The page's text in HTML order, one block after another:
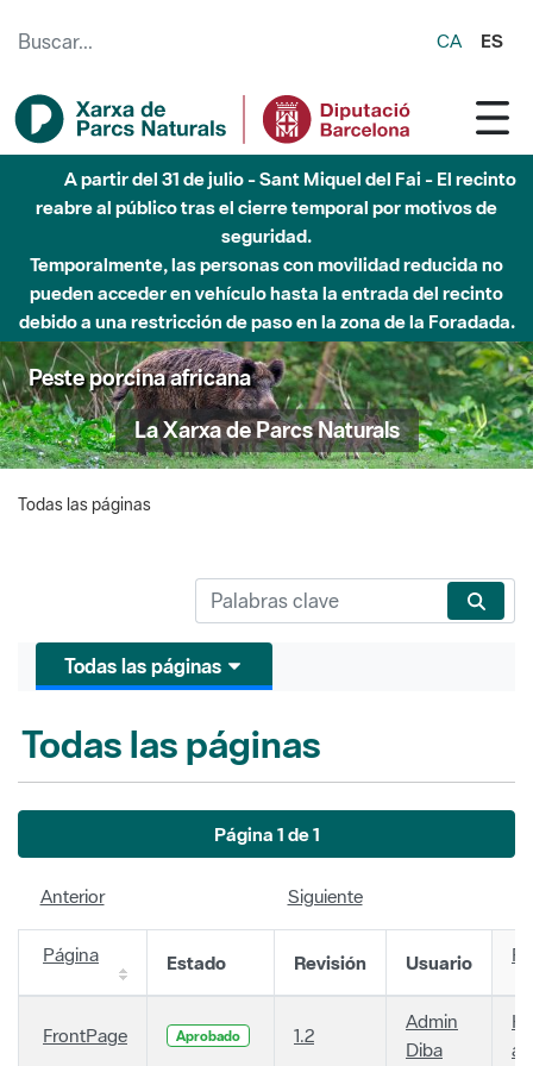
CA ES
A partir del 31 de julio - Sant Miquel del Fai - El recinto
reabre al público tras el cierre temporal por motivos de
seguridad.
Temporalmente, las personas con movilidad reducida no
pueden acceder en vehículo hasta la entrada del recinto
debido a una restricción de paso en la zona de la Foradada.
Peste porcina africana
La Xarxa de Parcs Naturals
Todas las páginas
Todas las páginas
Todas las páginas
Página 1 de 1
Anterior Siguiente
Página Estado Revisión Usuario
FrontPage Aprobado 1.2
Admin
Diba